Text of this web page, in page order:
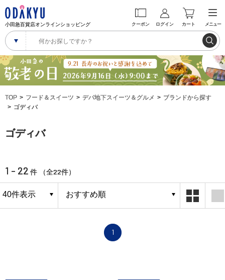
小田急百貨店オンラインショッピング クーポン ログイン カート メニュー
TOP フード＆スイーツ デパ地下スイーツ＆グルメ
ブランドから探す
ゴディバ
ゴディバ
1 - 22 件 （全22件）
1